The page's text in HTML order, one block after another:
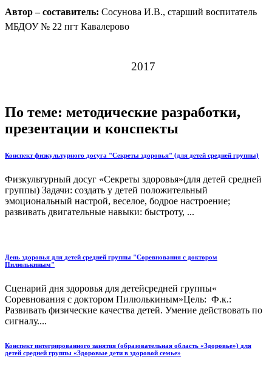
Автор – составитель: Сосунова И.В., старший воспитатель
МБДОУ № 22 пгт Кавалерово
2017
По теме: методические разработки,
презентации и конспекты
Конспект физкультурного досуга "Секреты здоровья" (для детей средней группы)
Физкультурный досуг «Секреты здоровья»(для детей средней
группы) Задачи: создать у детей положительный
эмоциональный настрой, веселое, бодрое настроение;
развивать двигательные навыки: быстроту, ...
День здоровья для детей средней группы "Соревнования с доктором
Пилюлькиным"
Сценарий дня здоровья для детейсредней группы«
Соревнования с доктором Пилюлькиным»Цель: Ф.к.:
Развивать физические качества детей. Умение действовать по
сигналу....
Конспект интегрированного занятия (образовательная область «Здоровье») для
детей средней группы «Здоровые дети в здоровой семье»